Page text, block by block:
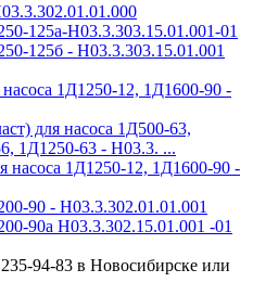
125а-Н03.3.303.15.01.001-01
125б - Н03.3.303.15.01.001
1Д1250-12, 1Д1600-90 -
для насоса 1Д500-63,
1Д1250-63 - Н03.3. ...
1Д1250-12, 1Д1600-90 -
90 - H03.3.302.01.01.001
90а H03.3.302.15.01.001 -01
94-83 в Новосибирске или